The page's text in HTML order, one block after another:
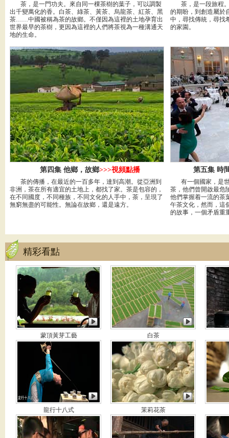
茶，是一門功夫。來自同一棵茶樹的葉子，可以調製
出千變萬化的香。白茶、綠茶、黃茶、烏龍茶、紅茶、黑
茶……中國被稱為茶的故鄉。不僅因為這裡的土地孕育出
世界最早的茶樹，更因為這裡的人們將茶視為一種溝通天
地的生命。
茶，是一段旅程。
的期盼，到創造屬於
中，尋找傳統，尋找
的家園。
第四集 他鄉，故鄉>>>視頻點播
茶的傳播，在最近的一百多年，達到高潮。從亞洲到
非洲，茶在所有適宜的土地上，都找了家。茶是包容的，
在不同國度，不同種族，不同文化的人手中，茶，呈現了
無窮無盡的可能性。無論在故鄉，還是遠方。
第五集 時
有一個國家，是世
茶，他們曾開啟最危
他們掌握着一流的茶
午茶文化，然而，這
的故事，一個矛盾重
精彩看點
蒙頂黃芽工藝 白茶
龍行十八式 茉莉花茶